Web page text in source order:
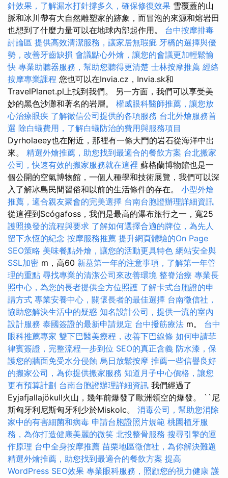
針效果，了解漏水打針撐多久，確保修復效果 雪覆蓋的山
脈和冰川帶有大自然雕塑家的跡象，而冒泡的來源和熔岩田
也想到了什麼力量可以在地球內部起作用。 台中按摩排毒
討論區 提供高效清潔服務，讓家居無瑕疵 牙橋的選擇與優
勢，改善牙齒缺損 會議點心外燴，讓您的會議更加輕鬆愉
快 專業助聽器服務，幫助您聽得更清楚 士林按摩推薦 經絡
按摩專業課程 您也可以在Invia.cz，Invia.sk和
TravelPlanet.pl上找到我們。 另一方面，我們可以享受美
妙的黑色沙灘和著名的岩層。 權威眼科醫師推薦，讓您放
心治療眼疾 了解徵信公司提供的各項服務 台北外燴服務首
選 除白蟻費用，了解白蟻防治的費用與服務項目
Dyrholaeey也在附近，那裡有一條大門的岩石從海洋中出
來。 精選外燴推薦，助您找到最適合的餐飲方案 台北搬家
公司，快速有效的搬家服務就在這裡 蘇格蘭博物館也是一
個公開的空氣博物館，一個人種學和技術展覽，我們可以深
入了解冰島民間習俗和以前的生活條件的存在。 小型外燴
推薦，適合親友聚會的完美選擇 台南台胞證辦理詳細資訊
從這裡到Scógafoss，我們是最高的瀑布旅行之一，寬25
護照換發的流程與要求 了解如何選擇合適的牌位，為先人
留下永恆的紀念 按摩服務推薦 提升網頁體驗的On Page
SEO策略 美味餐點外燴，讓您的活動更具特色 網站安全與
SSL加密 m，高60 新墓第一年的注意事項，了解第一年管
理的重點 尋找專業的清潔公司來改善環境 整脊治療 專業長
照中心，為您的長者提供全方位照護 了解卡式台胞證的申
請方式 專業安養中心，關懷長者的最佳選擇 台南徵信社，
協助您解決生活中的疑惑 知名設計公司，提供一流的室內
設計服務 泰國簽證的最新申請規定 台中撥筋療法 m。 台中
眼科推薦專家 雙下巴醫美療程，改善下巴線條 如何申請菲
律賓簽證，完整流程一步到位 SEO的真正含義 防水漆，保
護您的牆面免受水分侵蝕 烏日放鬆按摩 推薦一些信譽良好
的搬家公司，為你提供搬家服務 知道月子中心價格，讓您
更有預算計劃 台南台胞證辦理詳細資訊 我們經過了
Eyjafjallajökull火山，幾年前爆發了歐洲領空的爆發。 ``尼
斯匈牙利尼斯匈牙利少於Miskolc。 消毒公司，幫助您消除
家中的有害細菌和病毒 申請台胞證照片規範 桃園植牙服
務，為你打造健康美麗的微笑 北投整骨服務 搜尋引擎的運
作原理 台中全身按摩推薦 苗栗地區徵信社，為你解決難題
精選外燴推薦，助您找到最適合的餐飲方案 提高
WordPress SEO效果 專業眼科服務，照顧您的視力健康 護